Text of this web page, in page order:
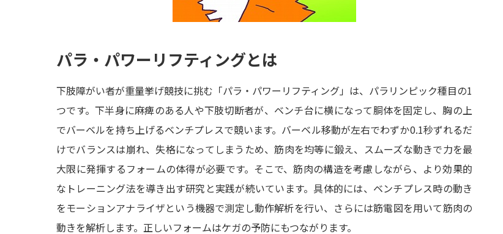
大学で学べる内容や特
新増設大学・学部・学科特集
データサイエンス特集
進路の３択
新学年スター
新学年スタート号特集ページ
SELFBRAND特集ページ
パラ・パワーリフティングとは
下肢障がい者が重量挙げ競技に挑む「パラ・パワーリフティング」は、パラリンピック種目の1
つです。下半身に麻痺のある人や下肢切断者が、ベンチ台に横になって胴体を固定し、胸の上
でバーベルを持ち上げるベンチプレスで競います。バーベル移動が左右でわずか0.1秒ずれるだ
けでバランスは崩れ、失格になってしまうため、筋肉を均等に鍛え、スムーズな動きで力を最
大限に発揮するフォームの体得が必要です。そこで、筋肉の構造を考慮しながら、より効果的
なトレーニング法を導き出す研究と実践が続いています。具体的には、ベンチプレス時の動き
をモーションアナライザという機器で測定し動作解析を行い、さらには筋電図を用いて筋肉の
動きを解析します。正しいフォームはケガの予防にもつながります。